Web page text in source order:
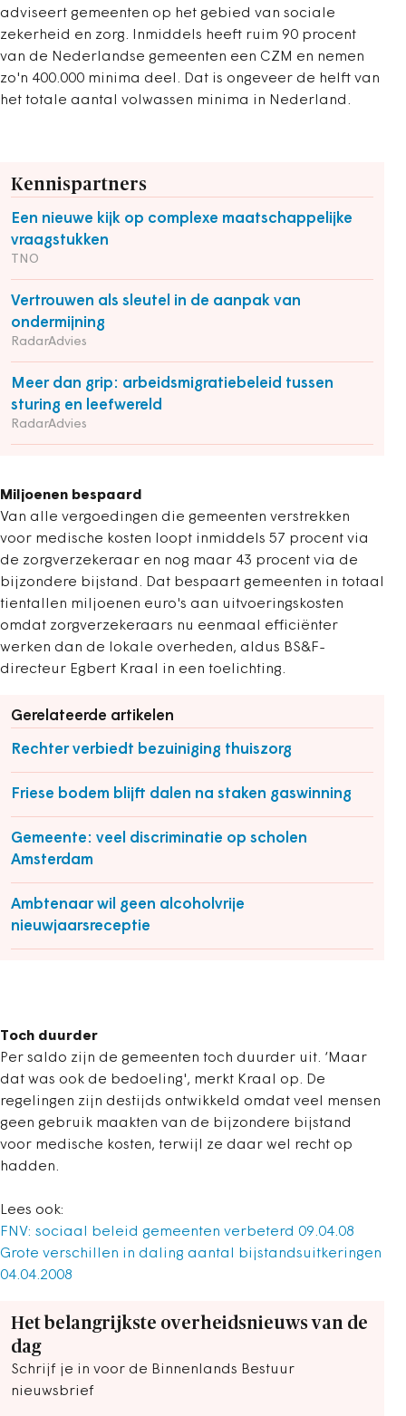
adviseert gemeenten op het gebied van sociale
zekerheid en zorg. Inmiddels heeft ruim 90 procent
van de Nederlandse gemeenten een CZM en nemen
zo'n 400.000 minima deel. Dat is ongeveer de helft van
het totale aantal volwassen minima in Nederland.
Kennispartners
Een nieuwe kijk op complexe maatschappelijke
vraagstukken
TNO
Vertrouwen als sleutel in de aanpak van
ondermijning
RadarAdvies
Meer dan grip: arbeidsmigratiebeleid tussen
sturing en leefwereld
RadarAdvies
Miljoenen bespaard
Van alle vergoedingen die gemeenten verstrekken
voor medische kosten loopt inmiddels 57 procent via
de zorgverzekeraar en nog maar 43 procent via de
bijzondere bijstand. Dat bespaart gemeenten in totaal
tientallen miljoenen euro's aan uitvoeringskosten
omdat zorgverzekeraars nu eenmaal efficiënter
werken dan de lokale overheden, aldus BS&F-
directeur Egbert Kraal in een toelichting.
Gerelateerde artikelen
Rechter verbiedt bezuiniging thuiszorg
Friese bodem blijft dalen na staken gaswinning
Gemeente: veel discriminatie op scholen
Amsterdam
Ambtenaar wil geen alcoholvrije
nieuwjaarsreceptie
Toch duurder
Per saldo zijn de gemeenten toch duurder uit. ‘Maar
dat was ook de bedoeling', merkt Kraal op. De
regelingen zijn destijds ontwikkeld omdat veel mensen
geen gebruik maakten van de bijzondere bijstand
voor medische kosten, terwijl ze daar wel recht op
hadden.
Lees ook:
FNV: sociaal beleid gemeenten verbeterd 09.04.08
Grote verschillen in daling aantal bijstandsuitkeringen
04.04.2008
Het belangrijkste overheidsnieuws van de
dag
Schrijf je in voor de Binnenlands Bestuur
nieuwsbrief